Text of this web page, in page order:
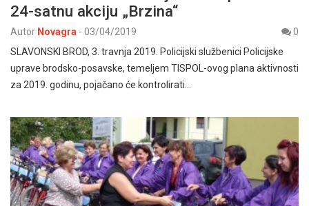
24-satnu akciju „Brzina“
Autor Novagra - 03/04/2019
0
SLAVONSKI BROD, 3. travnja 2019. Policijski službenici Policijske
uprave brodsko-posavske, temeljem TISPOL-ovog plana aktivnosti
za 2019. godinu, pojačano će kontrolirati…